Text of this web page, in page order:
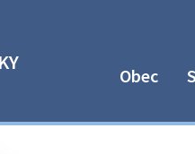
Obec